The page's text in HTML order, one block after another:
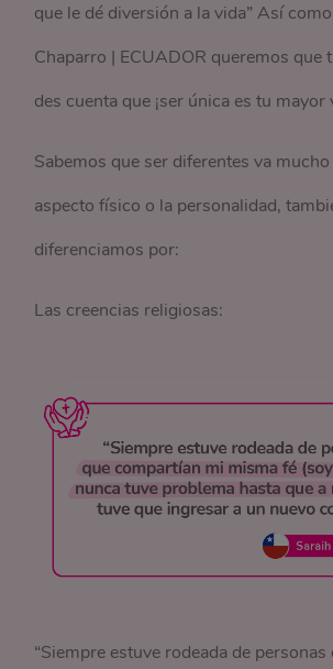
que le dé diversión a la vida” Así
Chaparro | ECUADOR queremos que
des cuenta que ¡ser única es tu
Sabemos que ser diferentes va
aspecto físico o la personalidad,
diferenciamos por:
Las creencias religiosas:
“Siempre estuve rodeada de